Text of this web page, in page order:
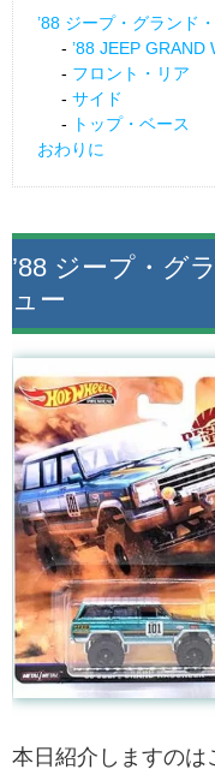
’88 ジープ・グランド
’88 JEEP GRAND
フロント・リア
サイド
トップ・ベース
おわりに
’88 ジープ・グ
ュー
本日紹介しますのは